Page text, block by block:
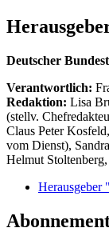
Deutscher
Verantwortlich:
Redaktion: Lisa
(stellv.
Claus Peter
vom Dienst),
Helmut
Herausgeber